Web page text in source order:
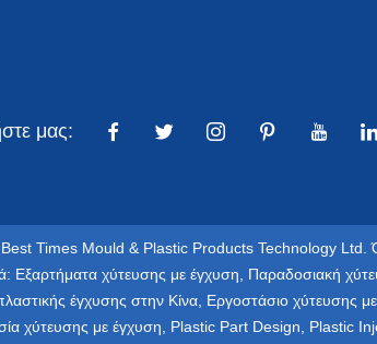
μας:
Times Mould & Plastic Products Technology Ltd.
Εξαρτήματα χύτευσης με έγχυση Παραδοσιακή
έγχυσης στην Κίνα Εργοστάσιο χύτευσης
χύτευσης με έγχυση Plastic Part Design Plastic